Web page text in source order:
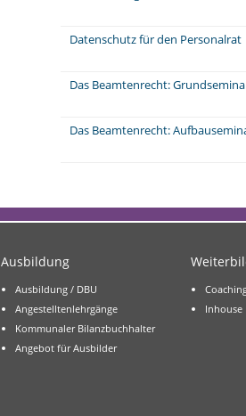
Datenschutz für den Personalrat
Das Beamtenrecht:
Das Beamtenrecht:
Ausbildung
Ausbildung / DBU
Angestelltenlehrgänge
Kommunaler Bilanzbuchhalter
Angebot für Ausbilder
Inhouse